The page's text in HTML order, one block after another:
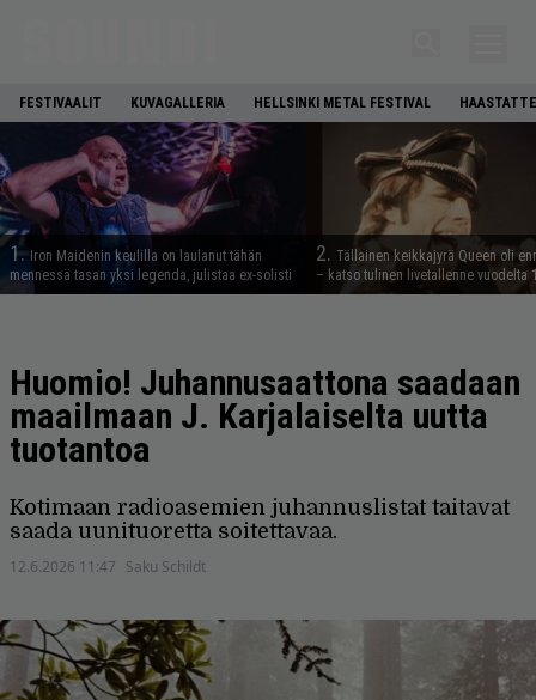
FESTIVAALIT KUVAGALLERIA HELLSINKI METAL FESTIVAL
1. Iron Maidenin keulilla on laulanut tähän
mennessä tasan yksi legenda, julistaa ex-solisti
2. Tällainen keikkajyrä Queen oli
– katso tulinen livetallenne vuodelta
Huomio! Juhannusaattona saadaan
maailmaan J. Karjalaiselta uutta
tuotantoa
Kotimaan radioasemien juhannuslistat taitavat
saada uunituoretta soitettavaa.
12.6.2026 11:47 Saku Schildt